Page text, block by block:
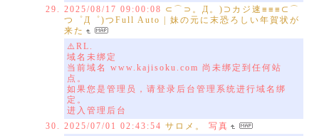
2025/08/17 09:00:08 ⊂⌒⊃。Д。)⊃カジ速≡≡≡⊂⌒
つ゜Д゜)つFull Auto | 妹の元に末恐ろしい年賀状が
来た
⚠️RL.
域名未绑定
当前域名 www.kajisoku.com 尚未绑定到任何站
点。
如果您是管理员，请登录后台管理系统进行域名绑
定。
进入管理后台
2025/07/01 02:43:54 サロメ。
写真